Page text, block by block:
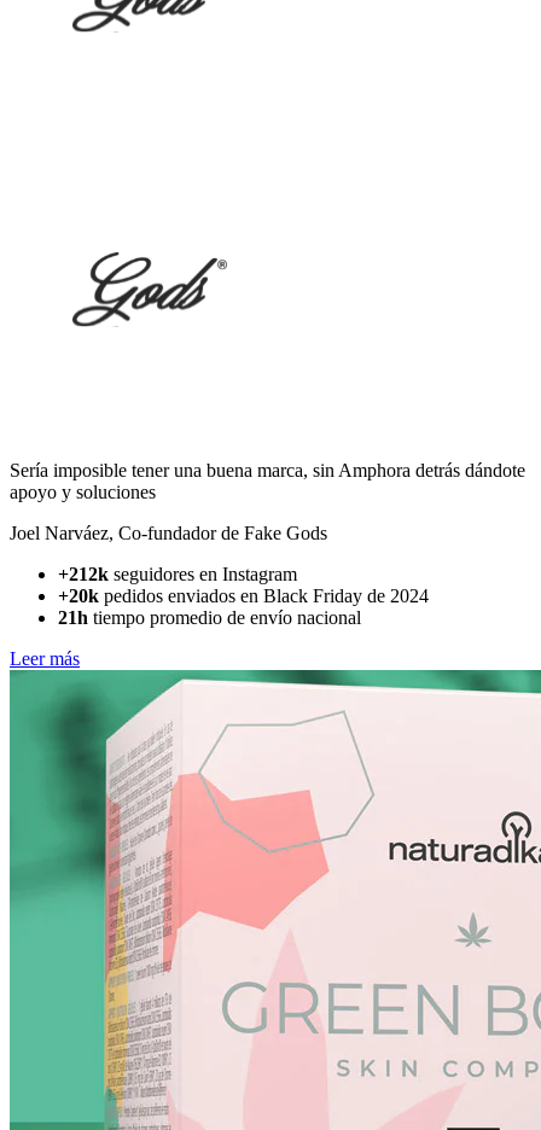
Sería imposible tener una buena marca, sin Amphora detrás dándote
apoyo y soluciones
Joel Narváez, Co-fundador de Fake Gods
+212k seguidores en Instagram
+20k pedidos enviados en Black Friday de 2024
21h tiempo promedio de envío nacional
Leer más